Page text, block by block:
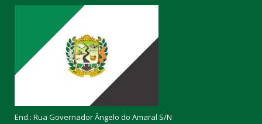
End.: Rua Governador Ângelo do Amaral S/N